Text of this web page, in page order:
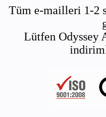
Tüm e-mailleri 1-2
Lütfen Odyssey